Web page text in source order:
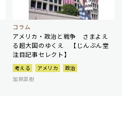
コラム
アメリカ・政治と戦争 さまよえ
る超大国のゆくえ 【じんぶん堂
注目記事セレクト】
考える アメリカ
政治
加賀直樹